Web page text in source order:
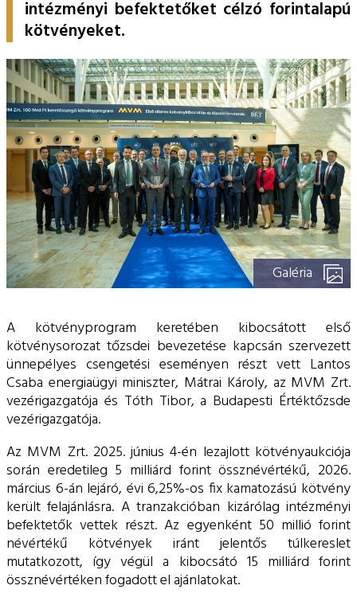
ESG Útmutató
intézményi befektetőket célzó forintalapú
kötvényeket.
Galéria
A kötvényprogram keretében kibocsátott első
kötvénysorozat tőzsdei bevezetése kapcsán szervezett
ünnepélyes csengetési eseményen részt vett Lantos
Csaba energiaügyi miniszter, Mátrai Károly, az MVM Zrt.
vezérigazgatója és Tóth Tibor, a Budapesti Értéktőzsde
vezérigazgatója.
Az MVM Zrt. 2025. június 4-én lezajlott kötvényaukciója
során eredetileg 5 milliárd forint össznévértékű, 2026.
március 6-án lejáró, évi 6,25%-os fix kamatozású kötvény
került felajánlásra. A tranzakcióban kizárólag intézményi
befektetők vettek részt. Az egyenként 50 millió forint
névértékű kötvények iránt jelentős túlkereslet
mutatkozott, így végül a kibocsátó 15 milliárd forint
össznévértéken fogadott el ajánlatokat.